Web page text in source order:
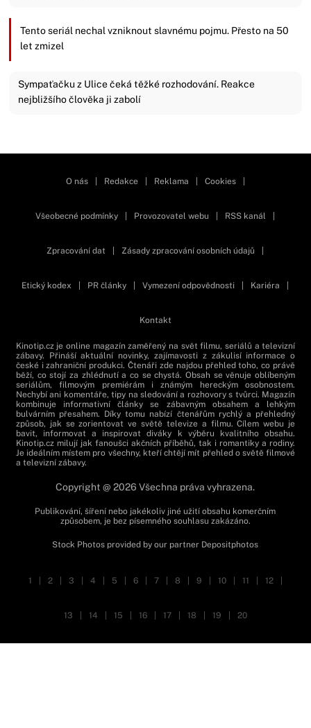
Tento seriál nechal vzniknout slavnému pojmu. Přesto na 50
let zmizel
Sympaťačku z Ulice čeká těžké rozhodování. Reakce
nejbližšího člověka ji zabolí
O nás Redakce Reklama Cookies
Všeobecné podmínky Provozovatel webu RSS kanál
Zpracování dat Zásady zpracování osobních údajů
Etický kodex PR články Vymezení odpovědnosti Kariéra
Kontakt
Kinotip.cz je online magazín zaměřený na svět filmu, seriálů a televizní
zábavy. Přináší aktuální novinky, zajímavosti z zákulisí informace o
české i zahraniční produkci. Čtenáři zde najdou přehled toho, co právě
běží, co stojí za zhlédnutí a co se chystá. Obsah se věnuje oblíbeným
seriálům, filmovým premiérám i známým hereckým osobnostem.
Nechybí ani komentáře, tipy na sledování a rozhovory s tvůrci. Magazín
kombinuje informativní články se zábavným obsahem a lehkým
bulvárním přesahem. Díky tomu nabízí čtenářům rychlý a přehledný
způsob, jak se zorientovat ve světě televize a filmu. Cílem webu je
bavit, informovat a inspirovat diváky k výběru kvalitního obsahu.
Kinotip.cz milují jak fanoušci akčních příběhů, tak i romantiky a rodiny.
Je ideálním místem pro všechny, kteří chtějí mít přehled o světě filmové
a televizní zábavy.
Copyright @ 2026 Všechna práva vyhrazena.
Publikování, šíření nebo jakékoliv jiné užití obsahu komerčním
způsobem, je bez písemného souhlasu zakázáno.
Stock Photos provided by our partner Depositphotos
1 2 3 4 5 6 7 8 9 10 11 12
13 14 15 16 17 18 19 20